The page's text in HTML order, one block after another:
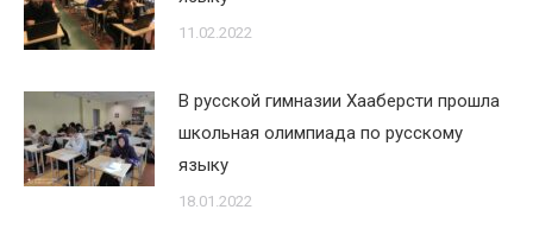
11.02.2022
В русской гимназии Хааберсти прошла
школьная олимпиада по русскому
языку
18.01.2022